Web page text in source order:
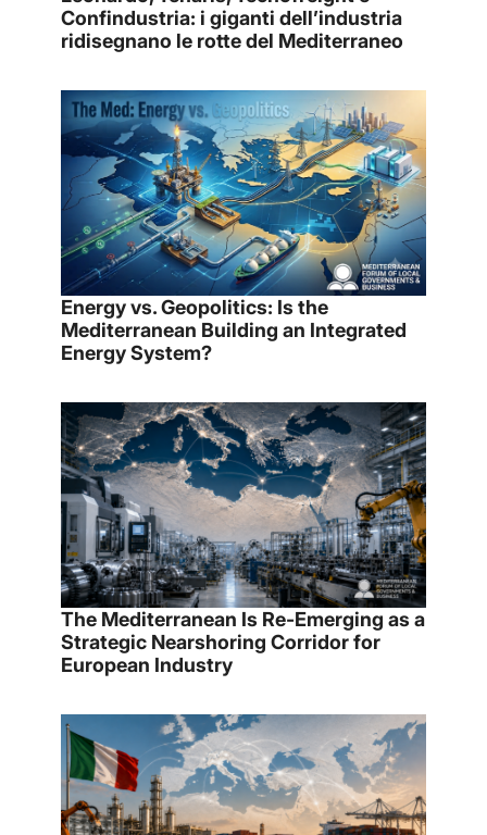
Confindustria: i giganti dell’industria
ridisegnano le rotte del Mediterraneo
Energy vs. Geopolitics: Is the
Mediterranean Building an Integrated
Energy System?
The Mediterranean Is Re-Emerging as a
Strategic Nearshoring Corridor for
European Industry